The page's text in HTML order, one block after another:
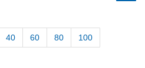
40 60 80 100